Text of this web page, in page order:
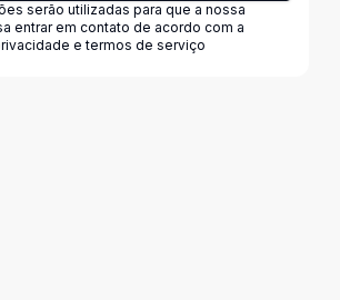
serão utilizadas para que a nossa
entrar em contato de acordo com a
e termos de serviço